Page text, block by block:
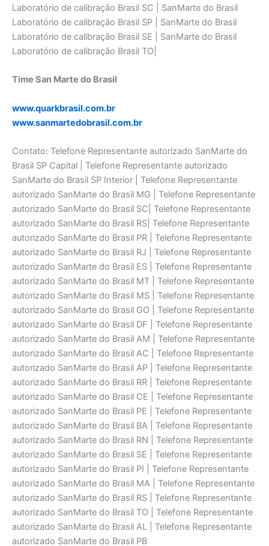
Laboratório de calibraçāo Brasil SC | SanMarte do Brasil
Laboratório de calibraçāo Brasil SP | SanMarte do Brasil
Laboratório de calibraçāo Brasil SE | SanMarte do Brasil
Laboratório de calibraçāo Brasil TO|
Time San Marte do Brasil
www.quarkbrasil.com.br
www.sanmartedobrasil.com.br
Contato: Telefone Representante autorizado SanMarte do
Brasil SP Capital | Telefone Representante autorizado
SanMarte do Brasil SP Interior | Telefone Representante
autorizado SanMarte do Brasil MG | Telefone Representante
autorizado SanMarte do Brasil SC| Telefone Representante
autorizado SanMarte do Brasil RS| Telefone Representante
autorizado SanMarte do Brasil PR | Telefone Representante
autorizado SanMarte do Brasil RJ | Telefone Representante
autorizado SanMarte do Brasil ES | Telefone Representante
autorizado SanMarte do Brasil MT | Telefone Representante
autorizado SanMarte do Brasil MS | Telefone Representante
autorizado SanMarte do Brasil GO | Telefone Representante
autorizado SanMarte do Brasil DF | Telefone Representante
autorizado SanMarte do Brasil AM | Telefone Representante
autorizado SanMarte do Brasil AC | Telefone Representante
autorizado SanMarte do Brasil AP | Telefone Representante
autorizado SanMarte do Brasil RR | Telefone Representante
autorizado SanMarte do Brasil CE | Telefone Representante
autorizado SanMarte do Brasil PE | Telefone Representante
autorizado SanMarte do Brasil BA | Telefone Representante
autorizado SanMarte do Brasil RN | Telefone Representante
autorizado SanMarte do Brasil SE | Telefone Representante
autorizado SanMarte do Brasil PI | Telefone Representante
autorizado SanMarte do Brasil MA | Telefone Representante
autorizado SanMarte do Brasil RS | Telefone Representante
autorizado SanMarte do Brasil TO | Telefone Representante
autorizado SanMarte do Brasil AL | Telefone Representante
autorizado SanMarte do Brasil PB